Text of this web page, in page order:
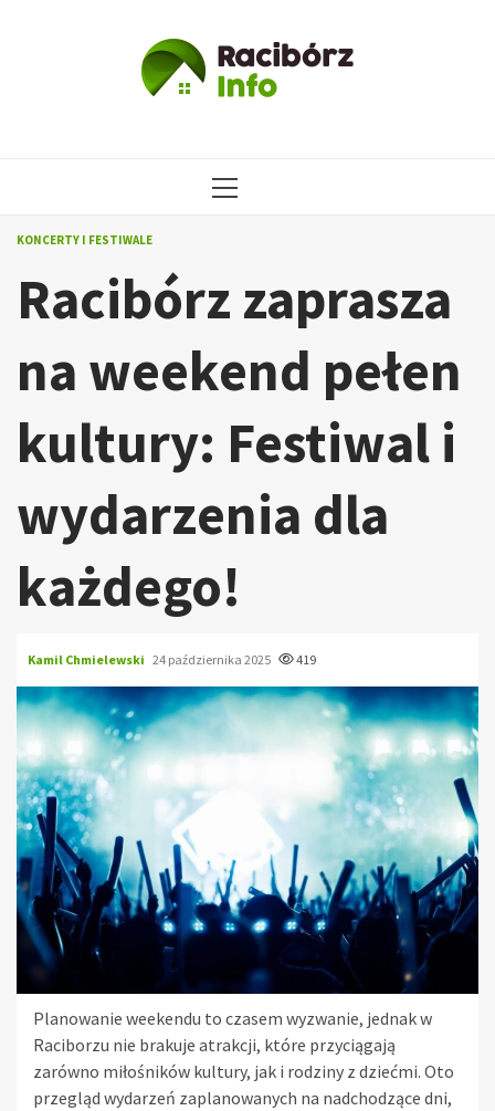
MENU
KONCERTY I FESTIWALE
Racibórz zaprasza
na weekend pełen
kultury: Festiwal i
wydarzenia dla
każdego!
Kamil Chmielewski 24 października 2025 419
Planowanie weekendu to czasem wyzwanie, jednak w
Raciborzu nie brakuje atrakcji, które przyciągają
zarówno miłośników kultury, jak i rodziny z dziećmi. Oto
przegląd wydarzeń zaplanowanych na nadchodzące dni,